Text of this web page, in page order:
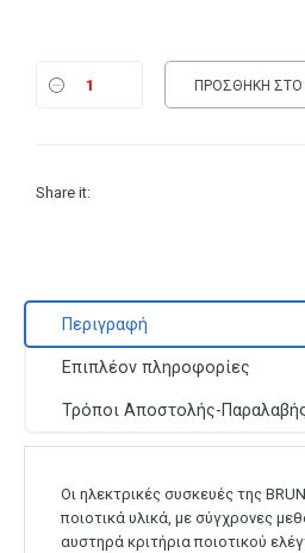
ΠΡΟΣΘΉΚΗ ΣΤΟ
Share it:
Περιγραφή
Επιπλέον πληροφορίες
Τρόποι Αποστολής-
Οι ηλεκτρικές συσκευές της
ποιοτικά υλικά, με σύγχρονες
αυστηρά κριτήρια ποιοτικού